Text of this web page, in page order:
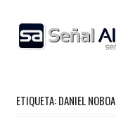
content
ETIQUETA:DANIEL NOBOA